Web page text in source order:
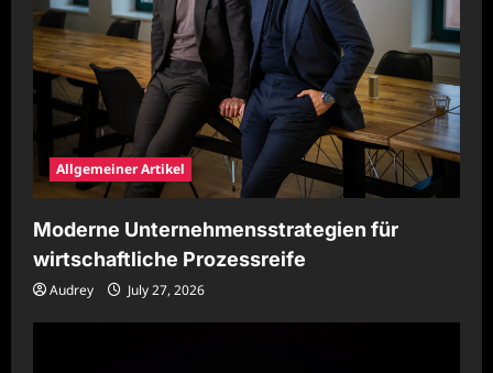
Allgemeiner Artikel
Moderne Unternehmensstrategien für
wirtschaftliche Prozessreife
Audrey July 27, 2026